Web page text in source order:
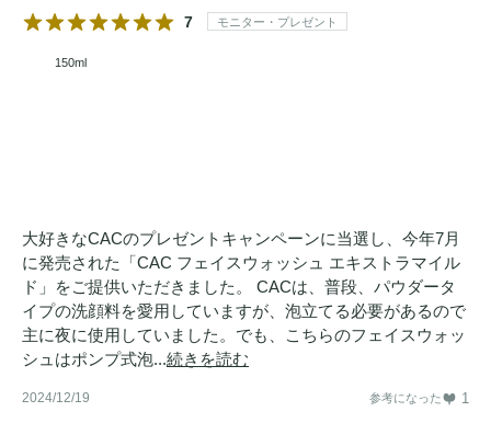
7 モニター・プレゼント
150ml
大好きなCACのプレゼントキャンペーンに当選し、今年7月
に発売された「CAC フェイスウォッシュ エキストラマイル
ド」をご提供いただきました。 CACは、普段、パウダータ
イプの洗顔料を愛用していますが、泡立てる必要があるので
主に夜に使用していました。でも、こちらのフェイスウォッ
シュはポンプ式泡...続きを読む
2024/12/19 参考になった 1